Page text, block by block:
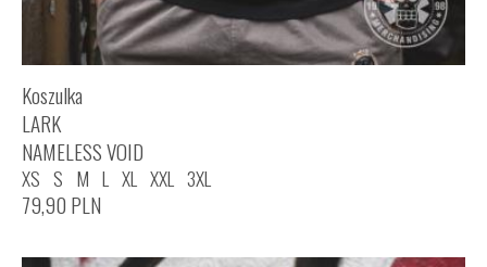
Koszulka
LARK
NAMELESS VOID
XS S M L XL XXL 3XL
79,90 PLN